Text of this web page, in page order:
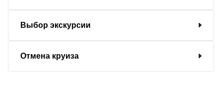
Выбор экскурсии
Отмена круиза